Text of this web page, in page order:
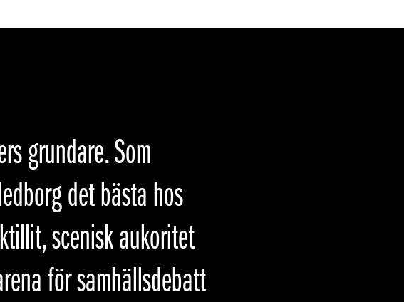
grundare. Som
det bästa hos
scenisk aukoritet
för samhällsdebatt